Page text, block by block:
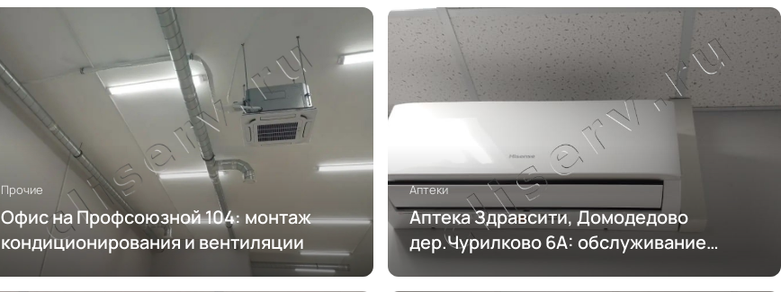
Прочие
Офис на Профсоюзной 104: монтаж
кондиционирования и вентиляции
Аптеки
Аптека Здравсити, Домодедово
дер.Чурилково 6А: обслуживание